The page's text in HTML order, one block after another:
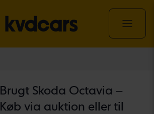
Brugt Skoda Octavia –
Køb via auktion eller til